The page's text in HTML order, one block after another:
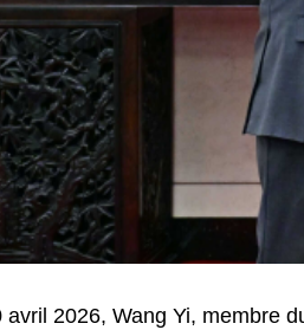
avril 2026, Wang Yi, membre